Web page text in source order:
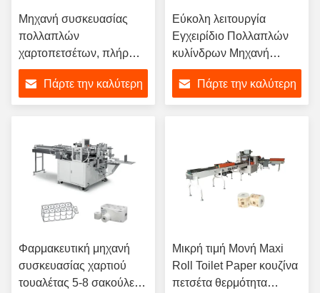
Μηχανή συσκευασίας
πολλαπλών
χαρτοπετσέτων, πλήρως
αυτόματη συσκευή
συσκευασίας χαρτιού
τουαλέτας
Πάρτε την καλύτερη
Εύκολη λειτουργία
Εγχειρίδιο Πολλαπλών
κυλίνδρων Μηχανή
τυλίγματος χαρτιού
υφασμάτων τουαλέτας
10-20 σακούλες/λεπτο
Πάρτε την καλύτερη
Φαρμακευτική μηχανή
συσκευασίας χαρτιού
τουαλέτας 5-8 σακούλες/
Μικρή τιμή Μονή Maxi
Roll Toilet Paper κουζίνα
πετσέτα θερμότητα